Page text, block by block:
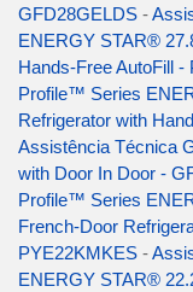
GFD28GELDS -
ENERGY STAR®
Hands-Free AutoFill -
Profile™ Series
Refrigerator with
Assistência Técnica
with Door In Door -
Profile™ Series
French-Door
PYE22KMKES -
ENERGY STAR®